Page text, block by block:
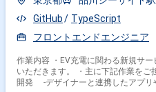
GitHub
TypeScript
フロントエンドエンジニア
作業内容 ・EV充電に関わる新規サ
いただきます。 ・主に下記作業を
開発 -デザイナーと連携したアプ